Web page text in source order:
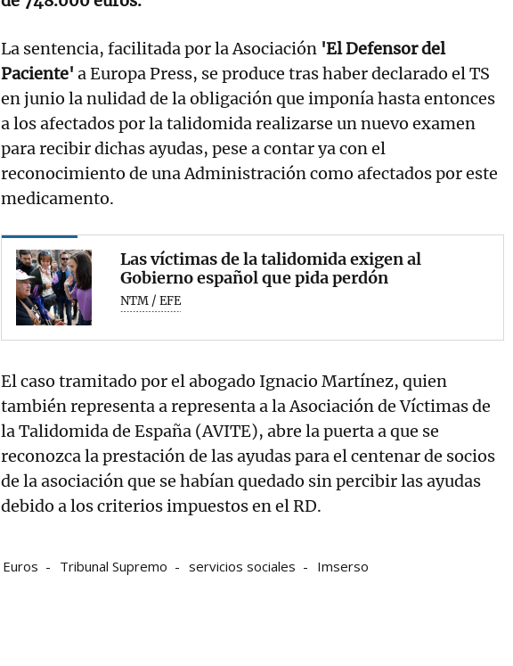
La sentencia, facilitada por la Asociación 'El Defensor del
Paciente' a Europa Press, se produce tras haber declarado el TS
en junio la nulidad de la obligación que imponía hasta entonces
a los afectados por la talidomida realizarse un nuevo examen
para recibir dichas ayudas, pese a contar ya con el
reconocimiento de una Administración como afectados por este
medicamento.
Las víctimas de la talidomida exigen al
Gobierno español que pida perdón
NTM / EFE
El caso tramitado por el abogado Ignacio Martínez, quien
también representa a representa a la Asociación de Víctimas de
la Talidomida de España (AVITE), abre la puerta a que se
reconozca la prestación de las ayudas para el centenar de socios
de la asociación que se habían quedado sin percibir las ayudas
debido a los criterios impuestos en el RD.
Euros Tribunal Supremo servicios sociales Imserso